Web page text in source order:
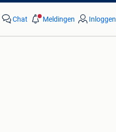
Chat Meldingen Inloggen